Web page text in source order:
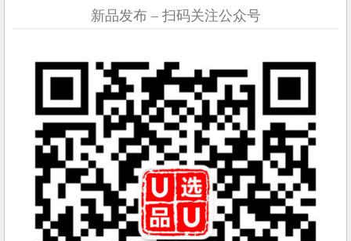
新品发布 – 扫码关注公众号